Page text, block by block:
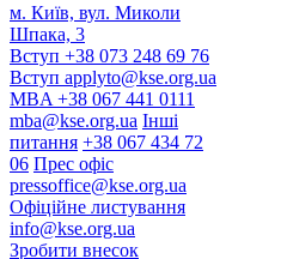
м. Київ, вул. Миколи
Шпака, 3
Вступ +38 073 248 69 76
Вступ applyto@kse.org.ua
MBA +38 067 441 0111
mba@kse.org.ua Інші
питання +38 067 434 72
06 Прес офіс
pressoffice@kse.org.ua
Офіційне листування
info@kse.org.ua
Зробити внесок